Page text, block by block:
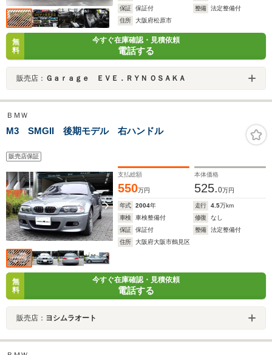
保証
保証付 整備
法定整備付
住所
大阪府松原市
無
料
今すぐ在庫確認・見積依頼
電話する
販売店： Ｇａｒａｇｅ ＥＶＥ．ＲＹＮ ＯＳＡＫＡ
ＢＭＷ
M3 SMGII 後期モデル 右ハンドル
販売店保証
支払総額
550万円
本体価格
525.0万円
年式 2004年 走行 4.5万km
車検
車検整備付 修復
なし
保証
保証付 整備
法定整備付
住所
大阪府大阪市鶴見区
無
料
今すぐ在庫確認・見積依頼
電話する
販売店： ヨシムラオート